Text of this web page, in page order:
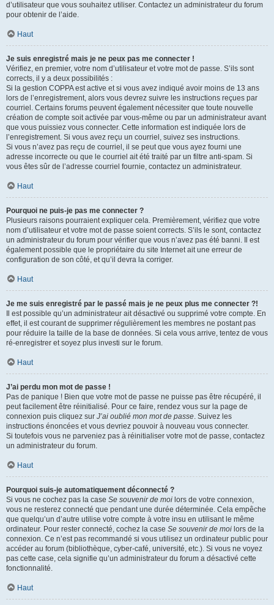
d’utilisateur que vous souhaitez utiliser. Contactez un administrateur du forum
pour obtenir de l’aide.
Haut
Je suis enregistré mais je ne peux pas me connecter !
Vérifiez, en premier, votre nom d’utilisateur et votre mot de passe. S’ils sont
corrects, il y a deux possibilités :
Si la gestion COPPA est active et si vous avez indiqué avoir moins de 13 ans
lors de l’enregistrement, alors vous devrez suivre les instructions reçues par
courriel. Certains forums peuvent également nécessiter que toute nouvelle
création de compte soit activée par vous-même ou par un administrateur avant
que vous puissiez vous connecter. Cette information est indiquée lors de
l’enregistrement. Si vous avez reçu un courriel, suivez ses instructions.
Si vous n’avez pas reçu de courriel, il se peut que vous ayez fourni une
adresse incorrecte ou que le courriel ait été traité par un filtre anti-spam. Si
vous êtes sûr de l’adresse courriel fournie, contactez un administrateur.
Haut
Pourquoi ne puis-je pas me connecter ?
Plusieurs raisons pourraient expliquer cela. Premièrement, vérifiez que votre
nom d’utilisateur et votre mot de passe soient corrects. S’ils le sont, contactez
un administrateur du forum pour vérifier que vous n’avez pas été banni. Il est
également possible que le propriétaire du site Internet ait une erreur de
configuration de son côté, et qu’il devra la corriger.
Haut
Je me suis enregistré par le passé mais je ne peux plus me connecter ?!
Il est possible qu’un administrateur ait désactivé ou supprimé votre compte. En
effet, il est courant de supprimer régulièrement les membres ne postant pas
pour réduire la taille de la base de données. Si cela vous arrive, tentez de vous
ré-enregistrer et soyez plus investi sur le forum.
Haut
J’ai perdu mon mot de passe !
Pas de panique ! Bien que votre mot de passe ne puisse pas être récupéré, il
peut facilement être réinitialisé. Pour ce faire, rendez vous sur la page de
connexion puis cliquez sur J’ai oublié mon mot de passe. Suivez les
instructions énoncées et vous devriez pouvoir à nouveau vous connecter.
Si toutefois vous ne parveniez pas à réinitialiser votre mot de passe, contactez
un administrateur du forum.
Haut
Pourquoi suis-je automatiquement déconnecté ?
Si vous ne cochez pas la case Se souvenir de moi lors de votre connexion,
vous ne resterez connecté que pendant une durée déterminée. Cela empêche
que quelqu’un d’autre utilise votre compte à votre insu en utilisant le même
ordinateur. Pour rester connecté, cochez la case Se souvenir de moi lors de la
connexion. Ce n’est pas recommandé si vous utilisez un ordinateur public pour
accéder au forum (bibliothèque, cyber-café, université, etc.). Si vous ne voyez
pas cette case, cela signifie qu’un administrateur du forum a désactivé cette
fonctionnalité.
Haut